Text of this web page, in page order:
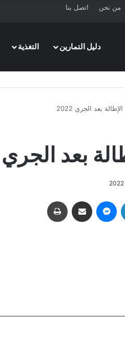
من نحن اتصل بنا
دليل التمارين
التغذية
لينكدإن ماسنجر مشاركة عبر البريد